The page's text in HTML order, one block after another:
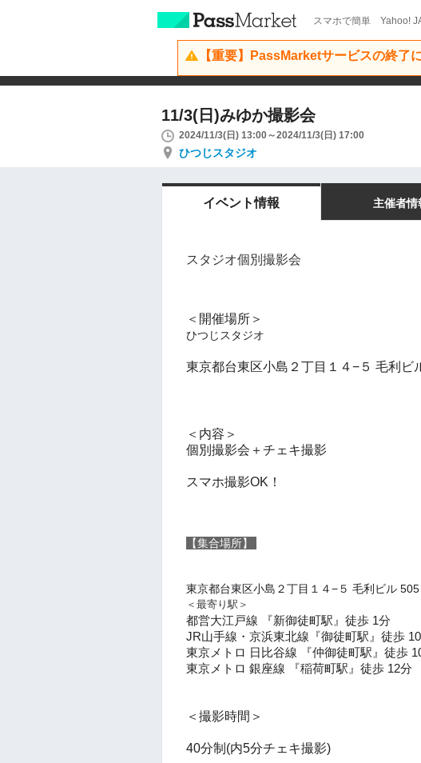
スマホで簡単 Yahoo!
【重要】PassMarketサービスの終了
11/3(日)みゆか撮影会
2024/11/3(日) 13:00～2024/11/3(日) 17:00
ひつじスタジオ
イベント情報 主催者情
スタジオ個別撮影会
＜開催場所＞
ひつじスタジオ
東京都台東区小島２丁目１４−５ 毛利ビ
＜内容＞
個別撮影会＋チェキ撮影
スマホ撮影OK！
【集合場所】
東京都台東区小島２丁目１４−５ 毛利ビル 505
＜最寄り駅＞
都営大江戸線 『新御徒町駅』徒歩 1分
JR山手線・京浜東北線『御徒町駅』徒歩
東京メトロ 日比谷線 『仲御徒町駅』徒歩
東京メトロ 銀座線 『稲荷町駅』徒歩 12分
＜撮影時間 ＞
40分制(内5分チェキ撮影)